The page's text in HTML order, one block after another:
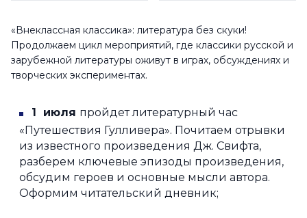
«Внеклассная классика»: литература без скуки!
Продолжаем цикл мероприятий, где классики русской и
зарубежной литературы оживут в играх, обсуждениях и
творческих экспериментах.
1 июля пройдет литературный час
«Путешествия Гулливера». Почитаем отрывки
из известного произведения Дж. Свифта,
разберем ключевые эпизоды произведения,
обсудим героев и основные мысли автора.
Оформим читательский дневник;